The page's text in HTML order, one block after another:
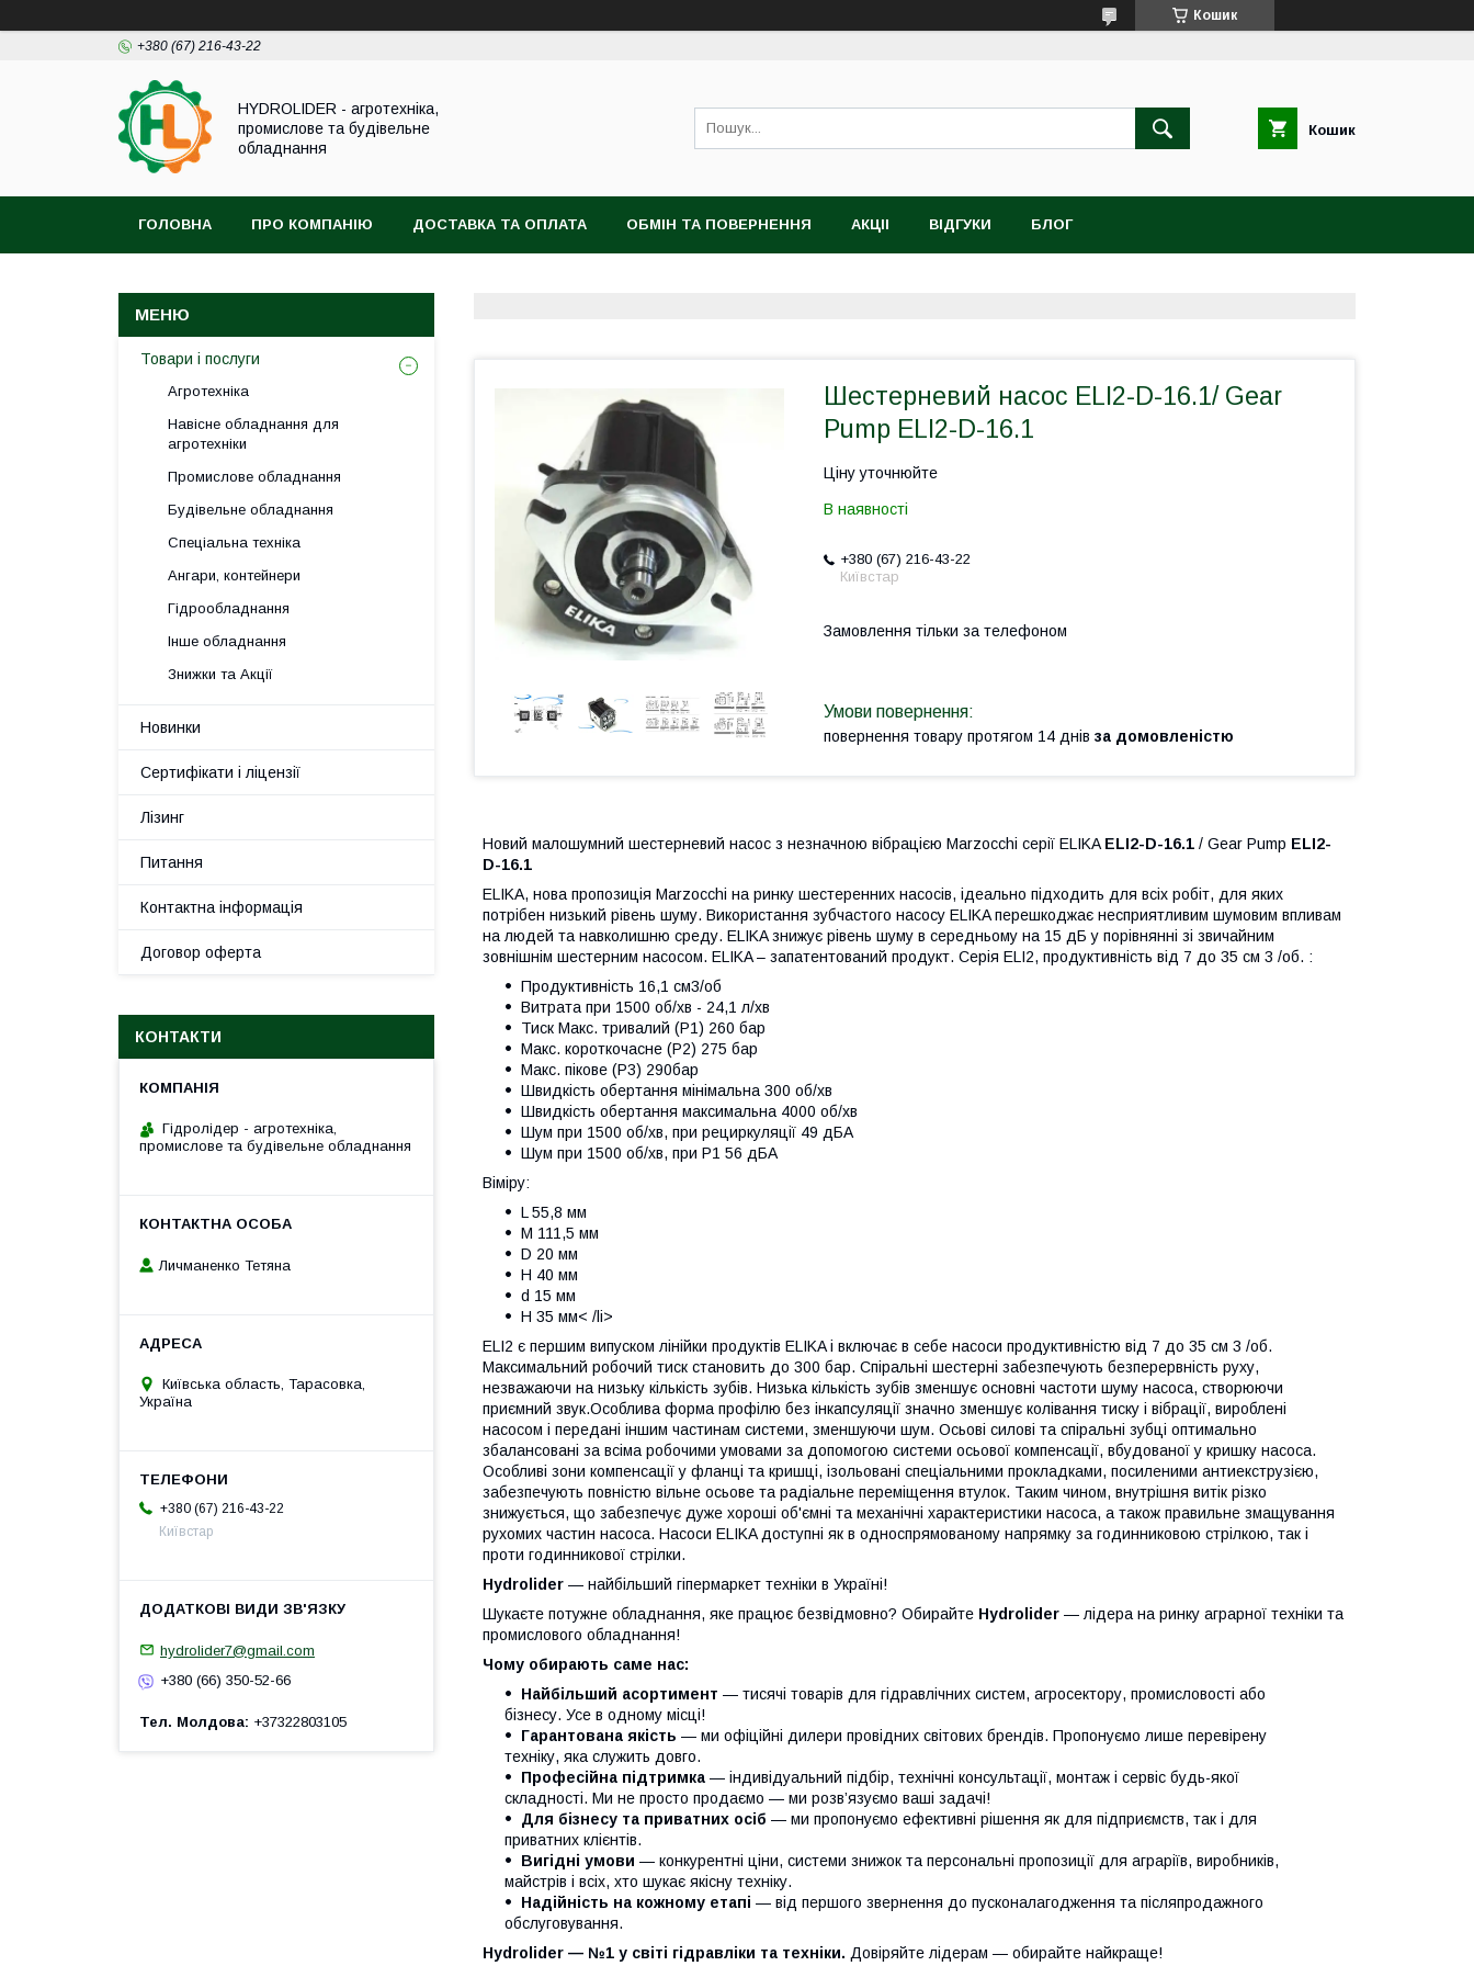
Кошик
+380 (67) 216-43-22
HYDROLIDER - агротехніка,
промислове та будівельне
обладнання
Кошик
ГОЛОВНА ПРО КОМПАНІЮ ДОСТАВКА ТА ОПЛАТА ОБМІН ТА ПОВЕРНЕННЯ АКЦІІ ВІДГУКИ БЛОГ
Шестерневий насос ELI2-D-16.1/ Gear
Pump ELI2-D-16.1
Ціну уточнюйте
В наявності
+380 (67) 216-43-22
Київстар
Замовлення тільки за телефоном
повернення товару протягом 14 днів за домовленістю
Новий малошумний шестерневий насос з незначною вібрацією Marzocchi серії ELIKAELI2-D-16.1 / Gear Pump ELI2-
D-16.1
ELIKA, нова пропозиція Marzocchi на ринку шестеренних насосів, ідеально підходить для всіх робіт, для яких
потрібен низький рівень шуму. Використання зубчастого насосу ELIKA перешкоджає несприятливим шумовим впливам
на людей та навколишню среду. ELIKA знижує рівень шуму в середньому на 15 дБ у порівнянні зі звичайним
зовнішнім шестерним насосом. ELIKA – запатентований продукт. Серія ELI2, продуктивність від 7 до 35 см 3 /об. :
Продуктивність 16,1 см3/об
Витрата при 1500 об/хв - 24,1 л/хв
Тиск Макс. тривалий (Р1) 260 бар
Макс. короткочасне (Р2) 275 бар
Макс. пікове (Р3) 290бар
Швидкість обертання мінімальна 300 об/хв
Швидкість обертання максимальна 4000 об/хв
Шум при 1500 об/хв, при рециркуляції 49 дБА
Шум при 1500 об/хв, при P1 56 дБА
Віміру:
L 55,8 мм
M 111,5 мм
D 20 мм
H 40 мм
d 15 мм
H 35 мм< /li>
ELI2 є першим випуском лінійки продуктів ELIKA і включає в себе насоси продуктивністю від 7 до 35 см 3 /об.
Максимальний робочий тиск становить до 300 бар. Спіральні шестерні забезпечують безперервність руху,
незважаючи на низьку кількість зубів. Низька кількість зубів зменшує основні частоти шуму насоса, створюючи
приємний звук.Особлива форма профілю без інкапсуляції значно зменшує колівання тиску і вібрації, вироблені
насосом і передані іншим частинам системи, зменшуючи шум. Осьові силові та спіральні зубці оптимально
збалансовані за всіма робочими умовами за допомогою системи осьової компенсації, вбудованої у кришку насоса.
Особливі зони компенсації у фланці та кришці, ізольовані спеціальними прокладками, посиленими антиекструзією,
забезпечують повністю вільне осьове та радіальне переміщення втулок. Таким чином, внутрішня витік різко
знижується, що забезпечує дуже хороші об'ємні та механічні характеристики насоса, а також правильне змащування
рухомих частин насоса. Насоси ELIKA доступні як в односпрямованому напрямку за годинниковою стрілкою, так і
проти годинникової стрілки.
Hydrolider — найбільший гіпермаркет техніки в Україні!
Шукаєте потужне обладнання, яке працює безвідмовно? Обирайте Hydrolider — лідера на ринку аграрної техніки та
промислового обладнання!
Чому обирають саме нас:
Найбільший асортимент — тисячі товарів для гідравлічних систем, агросектору, промисловості або
бізнесу. Усе в одному місці!
Гарантована якість — ми офіційні дилери провідних світових брендів. Пропонуємо лише перевірену
техніку, яка служить довго.
Професійна підтримка — індивідуальний підбір, технічні консультації, монтаж і сервіс будь-якої
складності. Ми не просто продаємо — ми розв’язуємо ваші задачі!
Для бізнесу та приватних осіб — ми пропонуємо ефективні рішення як для підприємств, так і для
приватних клієнтів.
Вигідні умови — конкурентні ціни, системи знижок та персональні пропозиції для аграріїв, виробників,
майстрів і всіх, хто шукає якісну техніку.
Надійність на кожному етапі — від першого звернення до пусконалагодження та післяпродажного
обслуговування.
Hydrolider — №1 у світі гідравліки та техніки. Довіряйте лідерам — обирайте найкраще!
Товари і послуги
Агротехніка
Навісне обладнання для
агротехніки
Промислове обладнання
Будівельне обладнання
Спеціальна техніка
Ангари, контейнери
Гідрообладнання
Інше обладнання
Знижки та Акції
Новинки
Сертифікати і ліцензії
Лізинг
Питання
Контактна інформація
Договор оферта
КОНТАКТИ
Гідролідер - агротехніка,
промислове та будівельне обладнання
Личманенко Тетяна
Київська область, Тарасовка,
Україна
+380 (67) 216-43-22
Київстар
hydrolider7@gmail.com
+380 (66) 350-52-66
Тел. Молдова +37322803105